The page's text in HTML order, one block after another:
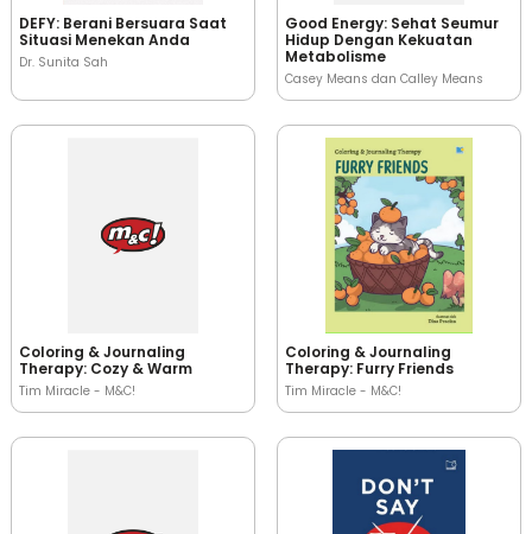
DEFY: Berani Bersuara Saat
Situasi Menekan Anda
Dr. Sunita Sah
Good Energy: Sehat Seumur
Hidup Dengan Kekuatan
Metabolisme
Casey Means dan Calley Means
Coloring & Journaling
Therapy: Cozy & Warm
Tim Miracle - M&C!
Coloring & Journaling
Therapy: Furry Friends
Tim Miracle - M&C!